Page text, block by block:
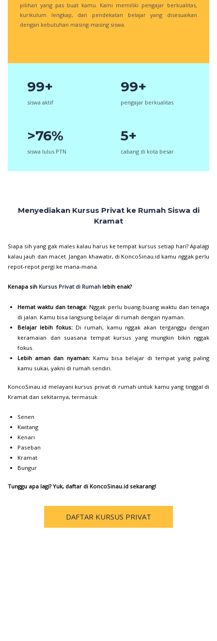
pilihan yang pas buat kamu. Kami memiliki pengajar berkualitas,
kurikulum lengkap, dan pendekatan belajar yang disesuaikan
dengan kebutuhan masing-masing siswa.
99+
siswa aktif
>76%
siswa lulus PTN
99+
pengajar berkualitas
5+
cabang di kota besar
Menyediakan Kursus Privat ke Rumah Siswa di
Kramat
Siapa sih yang gak males kalau harus ke tempat kursus setiap hari? Apalagi
kalau jauh dan macet. Jangan khawatir, di KoncoSinau.id kamu nggak perlu
repot-repot pergi ke mana-mana.
Kenapa sih Kursus Privat di Rumah lebih enak?
Hemat waktu dan tenaga: Nggak perlu buang-buang waktu dan tenaga
di jalan. Kamu bisa langsung belajar di rumah dengan nyaman.
Belajar lebih fokus:Di rumah, kamu nggak akan terganggu dengan
keramaian dan suasana tempat kursus yang mungkin bikin nggak
fokus.
Lebih aman dan nyaman:Kamu bisa belajar di tempat yang paling
kamu sukai, yakni di rumah sendiri.
KoncoSinau.id melayani kursus privat di rumah untuk kamu yang tinggal di
Kramat dan sekitarnya, termasuk
Senen
Kwitang
Kenari
Paseban
Kramat
Bungur
Tunggu apa lagi? Yuk, daftar di KoncoSinau.id sekarang!
DAFTAR KURSUS PRIVAT